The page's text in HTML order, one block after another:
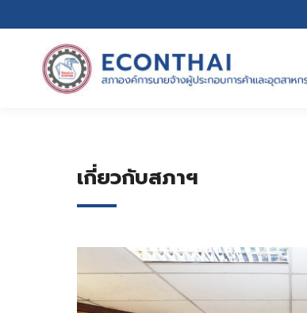
เกี่ยวกับสภาฯ